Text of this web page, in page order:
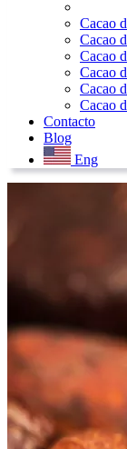
Cacao
Cacao
Cacao
Cacao
Cacao
Cacao
Contacto
Blog
Eng